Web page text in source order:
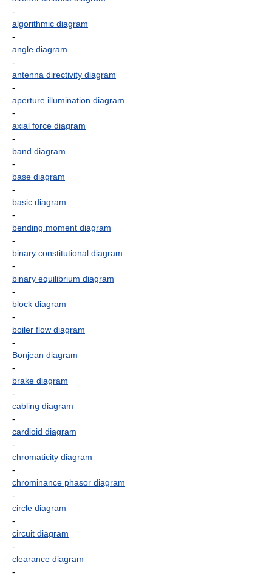
-
algorithmic diagram
-
angle diagram
-
antenna directivity diagram
-
aperture illumination diagram
-
axial force diagram
-
band diagram
-
base diagram
-
basic diagram
-
bending moment diagram
-
binary constitutional diagram
-
binary equilibrium diagram
-
block diagram
-
boiler flow diagram
-
Bonjean diagram
-
brake diagram
-
cabling diagram
-
cardioid diagram
-
chromaticity diagram
-
chrominance phasor diagram
-
circle diagram
-
circuit diagram
-
clearance diagram
-